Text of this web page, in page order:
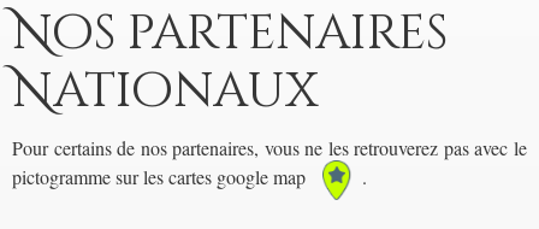
Nos partenaires
Nationaux
Pour certains de nos partenaires, vous ne les retrouverez pas avec le
pictogramme sur les cartes google map
.